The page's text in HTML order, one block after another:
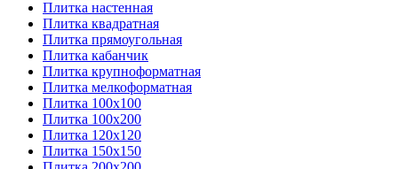
Плитка настенная
Плитка квадратная
Плитка прямоугольная
Плитка кабанчик
Плитка крупноформатная
Плитка мелкоформатная
Плитка 100х100
Плитка 100х200
Плитка 120х120
Плитка 150х150